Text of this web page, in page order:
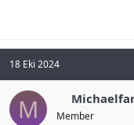
18 Eki 2024
M Member